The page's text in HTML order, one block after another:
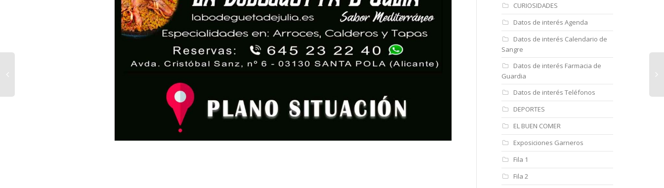
CURIOSIDADES
Datos de interés Agenda
Datos de interés Calendario de
Sangre
Datos de interés Farmacia de
Guardia
Datos de interés Teléfonos
DEPORTES
EL BUEN COMER
Exposiciones Garneros
Fila 1
Fila 2